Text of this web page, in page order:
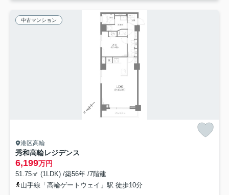
中古マンション
港区高輪
秀和高輪レジデンス
6,199万円
51.75㎡ (1LDK) /築56年 /7階建
山手線「高輪ゲートウェイ」駅 徒歩10分